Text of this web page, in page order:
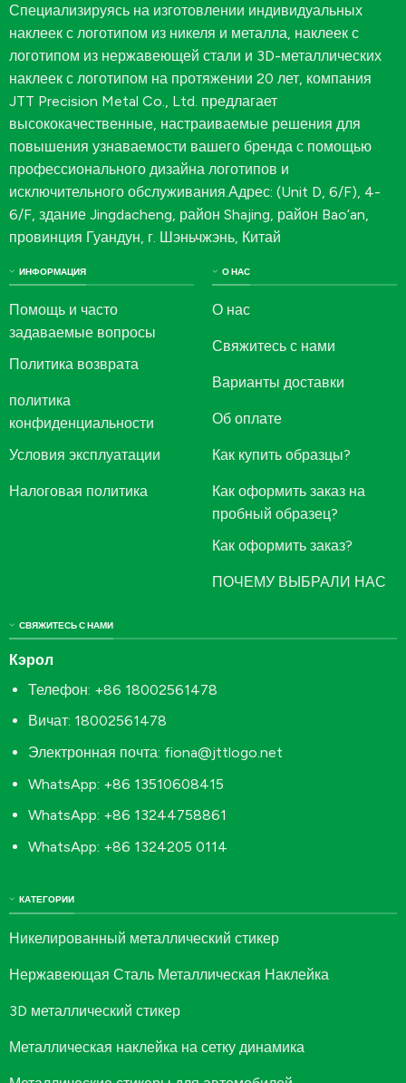
Специализируясь на изготовлении индивидуальных
наклеек с логотипом из никеля и металла, наклеек с
логотипом из нержавеющей стали и 3D-металлических
наклеек с логотипом на протяжении 20 лет, компания
JTT Precision Metal Co., Ltd. предлагает
высококачественные, настраиваемые решения для
повышения узнаваемости вашего бренда с помощью
профессионального дизайна логотипов и
исключительного обслуживания.Адрес: (Unit D, 6/F), 4-
6/F, здание Jingdacheng, район Shajing, район Bao’an,
провинция Гуандун, г. Шэньчжэнь, Китай
ИНФОРМАЦИЯ
Помощь и часто
задаваемые вопросы
Политика возврата
политика
конфиденциальности
Условия эксплуатации
Налоговая политика
О НАС
О нас
Свяжитесь с нами
Варианты доставки
Об оплате
Как купить образцы?
Как оформить заказ на
пробный образец?
Как оформить заказ?
ПОЧЕМУ ВЫБРАЛИ НАС
КАТЕГОРИИ
Никелированный металлический стикер
Нержавеющая Сталь Металлическая Наклейка
3D металлический стикер
Металлическая наклейка на сетку динамика
СВЯЖИТЕСЬ С НАМИ
Кэрол
Телефон: +86 18002561478
Вичат: 18002561478
Электронная почта: fiona@jttlogo.net
WhatsApp: +86 13510608415
WhatsApp: +86 13244758861
WhatsApp: +86 1324205 0114